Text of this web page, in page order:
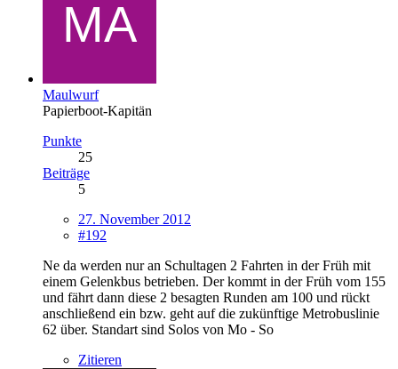
Maulwurf
Papierboot-Kapitän
Punkte
25
Beiträge
5
27. November 2012
#192
Ne da werden nur an Schultagen 2 Fahrten in der Früh mit
einem Gelenkbus betrieben. Der kommt in der Früh vom 155
und fährt dann diese 2 besagten Runden am 100 und rückt
anschließend ein bzw. geht auf die zukünftige Metrobuslinie
62 über. Standart sind Solos von Mo - So
Zitieren